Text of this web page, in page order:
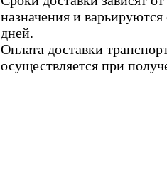
назначения и
дней.
Оплата доставки
осуществляется при